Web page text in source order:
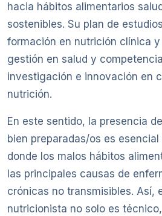
hacia hábitos alimentarios
sostenibles. Su plan de
formación en nutrición clínica
gestión en salud y
investigación e innovación en
nutrición.
En este sentido, la presencia
bien preparadas/os es
donde los malos hábitos
las principales causas de
crónicas no transmisibles. Así,
nutricionista no solo es